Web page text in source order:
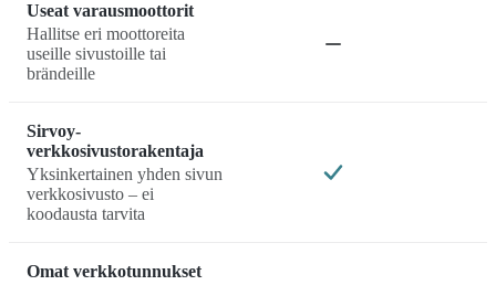
Useat varausmoottorit
Hallitse eri moottoreita
useille sivustoille tai
brändeille
Sirvoy-
verkkosivustorakentaja
Yksinkertainen yhden sivun
verkkosivusto – ei
koodausta tarvita
Omat verkkotunnukset